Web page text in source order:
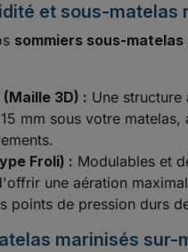
et sous-matelas
sommiers sous-
3D) : Une
mm sous votre
Froli) : Modulables et
une aération
points de pression durs
marinisés sur-